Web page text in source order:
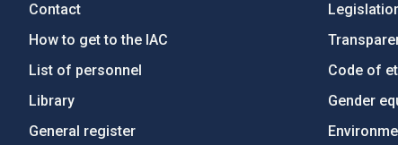
Contact
How to get to the IAC
List of personnel
Library
General register
Code of
Gender